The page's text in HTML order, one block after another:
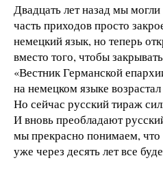
Двадцать лет назад мы
часть приходов просто
немецкий язык, но теперь
вместо того, чтобы
«Вестник Германской
на немецком языке
Но сейчас русский тираж
И вновь преобладают
мы прекрасно понимаем, что
уже через десять лет все